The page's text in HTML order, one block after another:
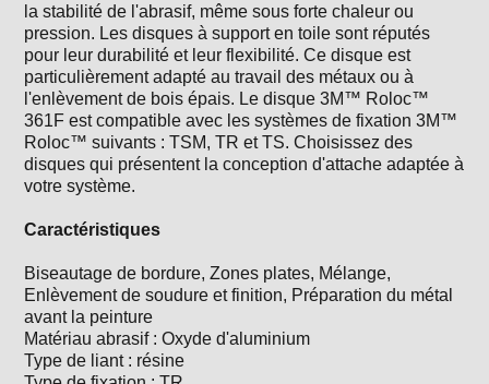
la stabilité de l'abrasif, même sous forte chaleur ou
pression. Les disques à support en toile sont réputés
pour leur durabilité et leur flexibilité. Ce disque est
particulièrement adapté au travail des métaux ou à
l'enlèvement de bois épais. Le disque 3M™ Roloc™
361F est compatible avec les systèmes de fixation 3M™
Roloc™ suivants : TSM, TR et TS. Choisissez des
disques qui présentent la conception d'attache adaptée à
votre système.
Caractéristiques
Biseautage de bordure, Zones plates, Mélange,
Enlèvement de soudure et finition, Préparation du métal
avant la peinture
Matériau abrasif : Oxyde d'aluminium
Type de liant : résine